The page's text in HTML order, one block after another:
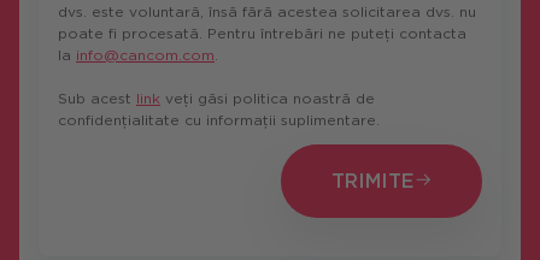
dvs. este voluntară, însă fără acestea solicitarea dvs. nu
poate fi procesată. Pentru întrebări ne puteți contacta
la info@cancom.com
Sub acest link veți găsi politica noastră de
confidențialitate cu informații suplimentare.
TRIMITE
TRIMITE